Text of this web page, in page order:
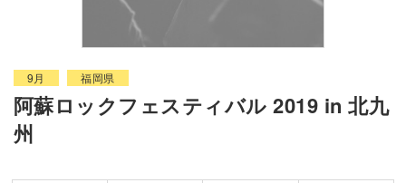
9月 福岡県
阿蘇ロックフェスティバル 2019 in 北九
州